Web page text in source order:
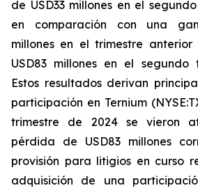
de USD33 millones en el
en comparación con una
millones en el trimestre
USD83 millones en el segundo
Estos resultados derivan
participación en Ternium
trimestre de 2024 se vieron
pérdida de USD83 millones
provisión para litigios en curso
adquisición de una